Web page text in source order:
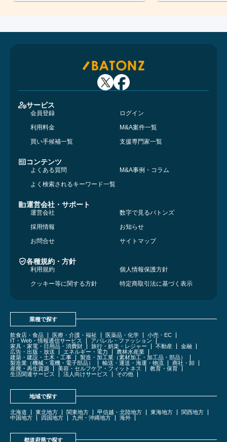
サービス
会員登録
ログイン
利用料金
M&A案件一覧
買い手候補一覧
支援専門家一覧
コンテンツ
よくある質問
M&A事例・コラム
よく検索されるキーワード一覧
運営会社・サポート
運営会社
数字で見るバトンズ
採用情報
お知らせ
お問合せ
サイトマップ
各種規約・方針
利用規約
個人情報保護方針
クッキー等に関する方針
特定商取引法に基づく表示
業種で探す
飲食店・食品 医療・介護・福祉 医薬品・化学
小売・EC
IT・Web・情報通信サービス
アパレル・ファッション
家具・家電・日用品・消費財
旅行・娯楽・レジャー 不動産
金融
広告・出版・放送
エネルギー・電力
農林水産業
建築・建設・土木・工事
製造・加工業（素材加工・加工品・部品）
製造業（機械・電機・電子部品）
輸送・運送・海運・物流
商社・卸
産廃・再生資源
美容・セルフケア・フィットネス
教育・保育
生活関連サービス
法人向けサービス その他
地域で探す
北海道 東北地方 関東地方 甲信越・北陸地方 東海地方
関西地方
中国地方
四国地方 九州・沖縄地方 海外
都道府県で探す